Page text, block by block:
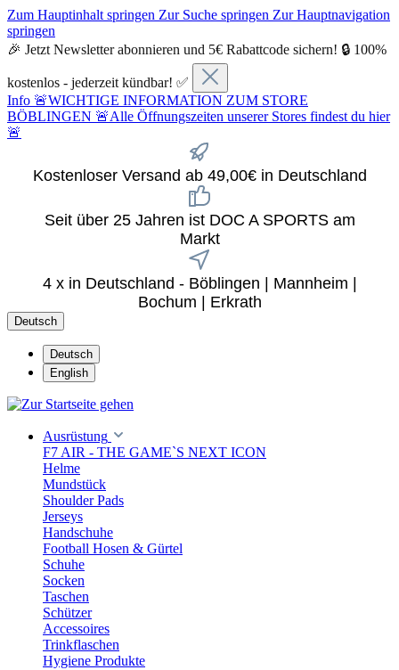
Zum Hauptinhalt springen Zur Suche springen Zur Hauptnavigation
springen
🎉 Jetzt Newsletter abonnieren und 5€ Rabattcode sichern! 🔒 100%
kostenlos - jederzeit kündbar! ✅
Info 🚨WICHTIGE INFORMATION ZUM STORE
BÖBLINGEN 🚨Alle Öffnungszeiten unserer Stores findest du hier
🚨
Kostenloser Versand ab 49,00€ in Deutschland
Seit über 25 Jahren ist DOC A SPORTS am
Markt
4 x in Deutschland - Böblingen | Mannheim |
Bochum | Erkrath
Deutsch
Deutsch
English
Ausrüstung
F7 AIR - THE GAME`S NEXT ICON
Helme
Mundstück
Shoulder Pads
Jerseys
Handschuhe
Football Hosen & Gürtel
Schuhe
Socken
Taschen
Schützer
Accessoires
Trinkflaschen
Hygiene Produkte